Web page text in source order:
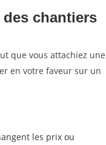
chantiers
que vous attachiez une
en votre faveur sur un
les prix ou